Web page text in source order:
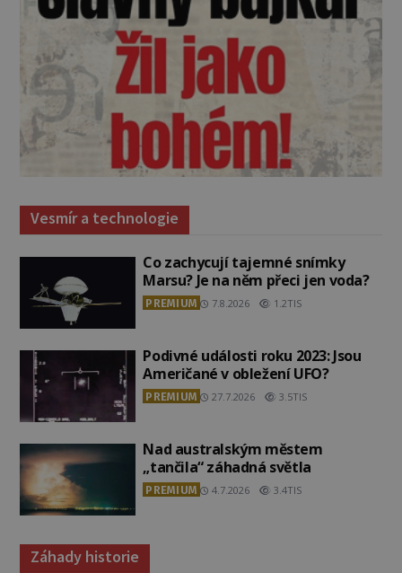
Vesmír a technologie
Co zachycují tajemné snímky
Marsu? Je na něm přeci jen voda?
PREMIUM 7.8.2026 1.2TIS
Podivné události roku 2023: Jsou
Američané v obležení UFO?
PREMIUM 27.7.2026 3.5TIS
Nad australským městem
„tančila“ záhadná světla
PREMIUM 4.7.2026 3.4TIS
Záhady historie